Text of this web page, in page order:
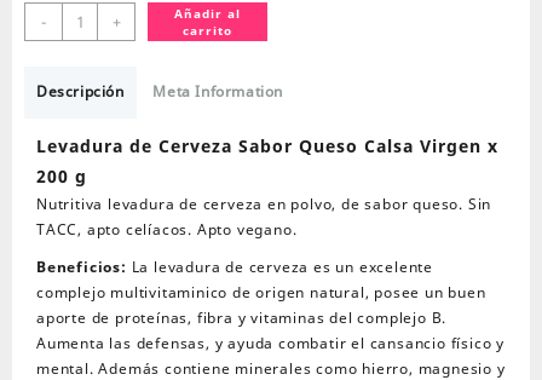
-
Levadura
de
Sabor
Calsa
Virgen
cantidad
+
Añadir al
carrito
Descripción Meta Information
Levadura de Cerveza Sabor Queso Calsa Virgen x
200 g
Nutritiva levadura de cerveza en polvo, de sabor queso. Sin
TACC, apto celíacos. Apto vegano.
Beneficios: La levadura de cerveza es un excelente
complejo multivitaminico de origen natural, posee un buen
aporte de proteínas, fibra y vitaminas del complejo B.
Aumenta las defensas, y ayuda combatir el cansancio físico y
mental. Además contiene minerales como hierro, magnesio y